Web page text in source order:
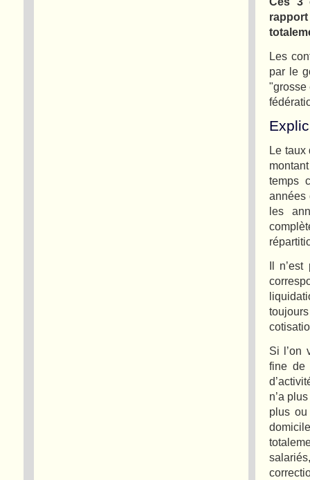
Les
par le
"grosse
Le taux
temps
années
les
Il
Si l’on
fine de
n’a
plus